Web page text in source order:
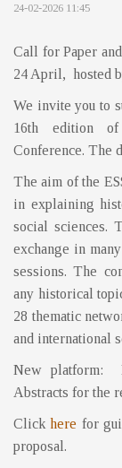
24-02-2026 11:45
Call for Paper
24 April, hosted
We invite you to
16th edition of
Conference. The
The aim of the
in explaining
social sciences.
exchange in
sessions. The
any historical
28 thematic
and international
New platform:
Abstracts for the
Clickhere for
proposal.